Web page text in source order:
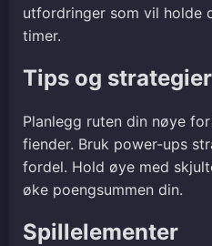
utfordringer som vil holde
timer.
Tips og strategier
Planlegg ruten din nøye
fiender. Bruk power-ups
fordel. Hold øye med
øke poengsummen din.
Spillelementer